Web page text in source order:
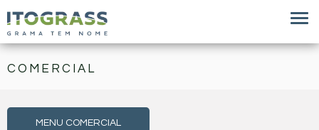
COMERCIAL
MENU COMERCIAL